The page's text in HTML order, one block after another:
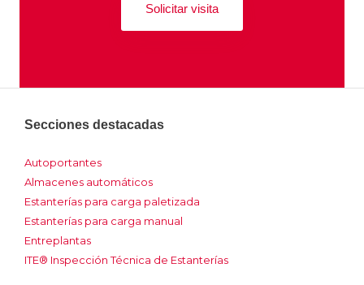
Solicitar visita
Secciones destacadas
Autoportantes
Almacenes automáticos
Estanterías para carga paletizada
Estanterías para carga manual
Entreplantas
ITE® Inspección Técnica de Estanterías